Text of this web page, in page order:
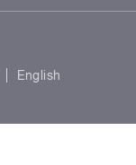
English